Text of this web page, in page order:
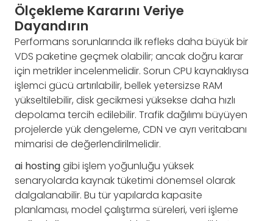
Ölçekleme Kararını Veriye
Dayandırın
Performans sorunlarında ilk refleks daha büyük bir
VDS paketine geçmek olabilir; ancak doğru karar
için metrikler incelenmelidir. Sorun CPU kaynaklıysa
işlemci gücü artırılabilir, bellek yetersizse RAM
yükseltilebilir, disk gecikmesi yüksekse daha hızlı
depolama tercih edilebilir. Trafik dağılımı büyüyen
projelerde yük dengeleme, CDN ve ayrı veritabanı
mimarisi de değerlendirilmelidir.
ai hostinggibi işlem yoğunluğu yüksek
senaryolarda kaynak tüketimi dönemsel olarak
dalgalanabilir. Bu tür yapılarda kapasite
planlaması, model çalıştırma süreleri, veri işleme